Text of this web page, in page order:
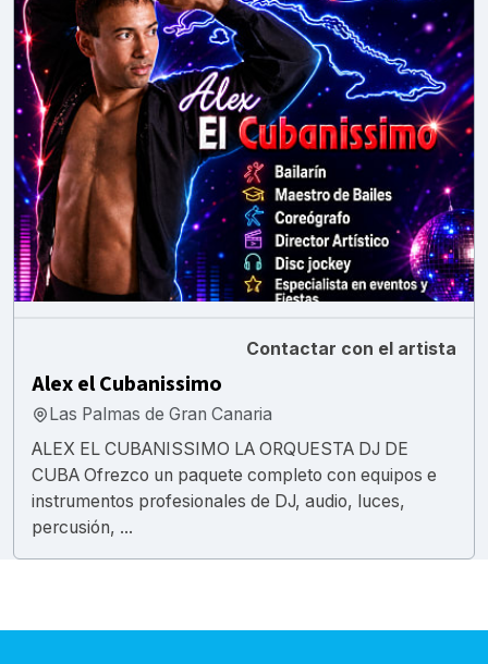
Contactar con el artista
Alex el Cubanissimo
Las Palmas de Gran Canaria
ALEX EL CUBANISSIMO LA ORQUESTA DJ DE
CUBA Ofrezco un paquete completo con equipos e
instrumentos profesionales de DJ, audio, luces,
percusión, ...